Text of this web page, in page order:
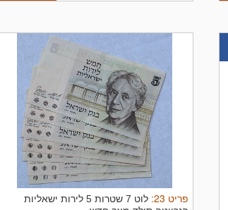
פריט 23
:
לוט 7 שטרות 5 לירות ישאליות